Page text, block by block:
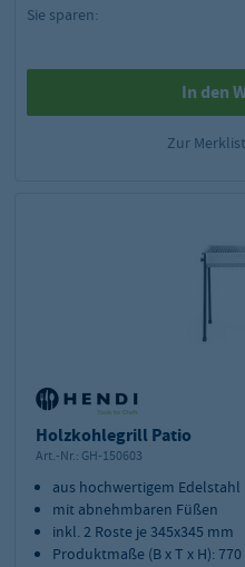
Sie sparen:
In den
Zur
Holzkohlegrill Patio
Art.-Nr.: GH-150603
aus hochwertigem Edelstahl
mit abnehmbaren Füßen
inkl. 2 Roste je 345x345 mm
Produktmaße (B x T x H):